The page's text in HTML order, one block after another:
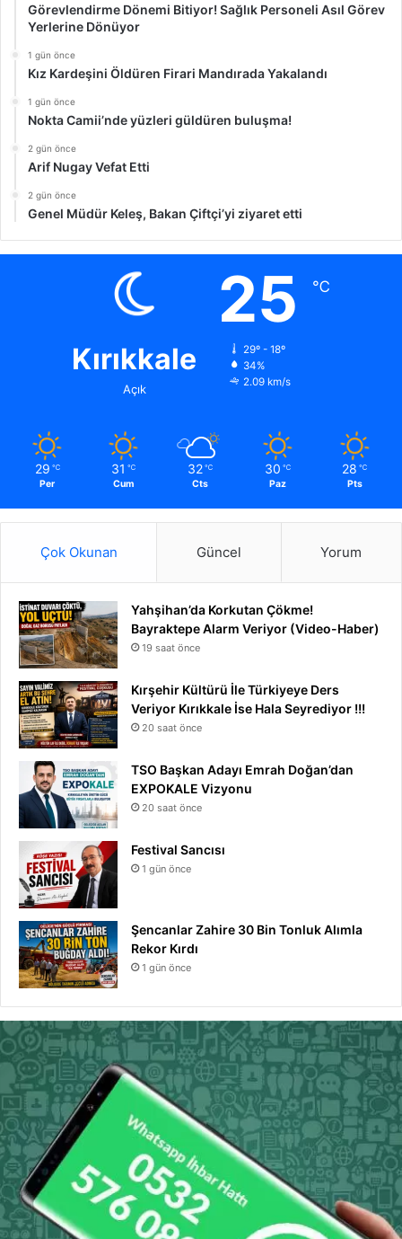
Görevlendirme Dönemi Bitiyor! Sağlık Personeli Asıl Görev
Yerlerine Dönüyor
1 gün önce
Kız Kardeşini Öldüren Firari Mandırada Yakalandı
1 gün önce
Nokta Camii’nde yüzleri güldüren buluşma!
2 gün önce
Arif Nugay Vefat Etti
2 gün önce
Genel Müdür Keleş, Bakan Çiftçi’yi ziyaret etti
Kırıkkale
Açık
25 ℃
29º - 18º
34%
2.09 km/s
29 ℃
Per
31 ℃
Cum
32 ℃
Cts
30 ℃
Paz
28 ℃
Pts
Çok Okunan Güncel Yorum
Yahşihan’da Korkutan Çökme!
Bayraktepe Alarm Veriyor (Video-Haber)
19 saat önce
Kırşehir Kültürü İle Türkiyeye Ders
Veriyor Kırıkkale İse Hala Seyrediyor !!!
20 saat önce
TSO Başkan Adayı Emrah Doğan’dan
EXPOKALE Vizyonu
20 saat önce
Festival Sancısı
1 gün önce
Şencanlar Zahire 30 Bin Tonluk Alımla
Rekor Kırdı
1 gün önce